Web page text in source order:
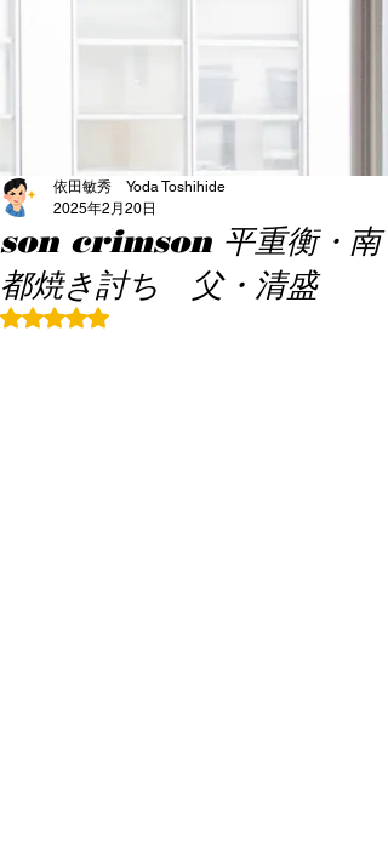
son crimson 平重衡・南
都焼き討ち 父・清盛
依田敏秀 Yoda Toshihide
2025年2月20日
5つ星のうちNaNと評価されています。